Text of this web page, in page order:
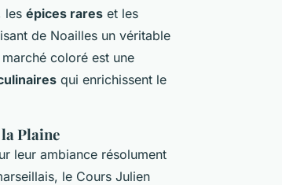
les épices rares et les
de Noailles un véritable
coloré est une
qui enrichissent le
Plaine
leur ambiance résolument
le Cours Julien